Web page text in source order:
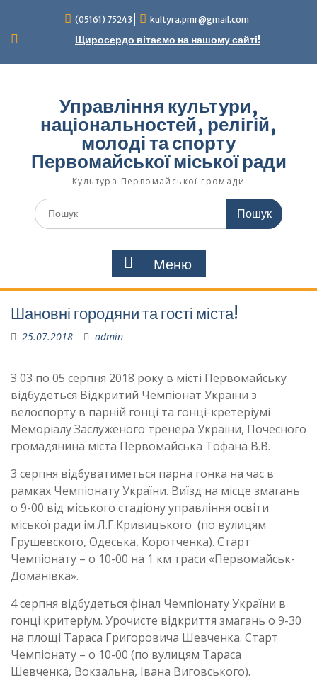
вмісту
(05161) 75243 kultyra.pmr@gmail.com
Щиросердо вітаємо на нашому сайті!
Управління культури,
національностей, релігій,
молоді та спорту
Первомайської міської ради
Культура Первомайcької громади
Шукати:
Меню
Шановні городяни та гості міста!
25.07.2018 admin
З 03 по 05 серпня 2018 року в місті Первомайську
відбудеться Відкритий Чемпіонат України з
велоспорту в парній гонці та гонці-кретеріумі
Меморіалу Заслуженого тренера України, Почесного
громадянина міста Первомайська Тофана В.В.
3 серпня відбуватиметься парна гонка на час в
рамках Чемпіонату України. Виїзд на місце змагань
о 9-00 від міського стадіону управління освіти
міської ради ім.Л.Г.Кривицького (по вулицям
Грушевского, Одеська, Коротченка). Старт
Чемпіонату – о 10-00 на 1 км траси «Первомайськ-
Доманівка».
4 серпня відбудеться фінал Чемпіонату України в
гонці критеріум. Урочисте відкриття змагань о 9-30
на площі Тараса Григоровича Шевченка. Старт
Чемпіонату – о 10-00 (по вулицям Тараса
Шевченка, Вокзальна, Івана Виговського).